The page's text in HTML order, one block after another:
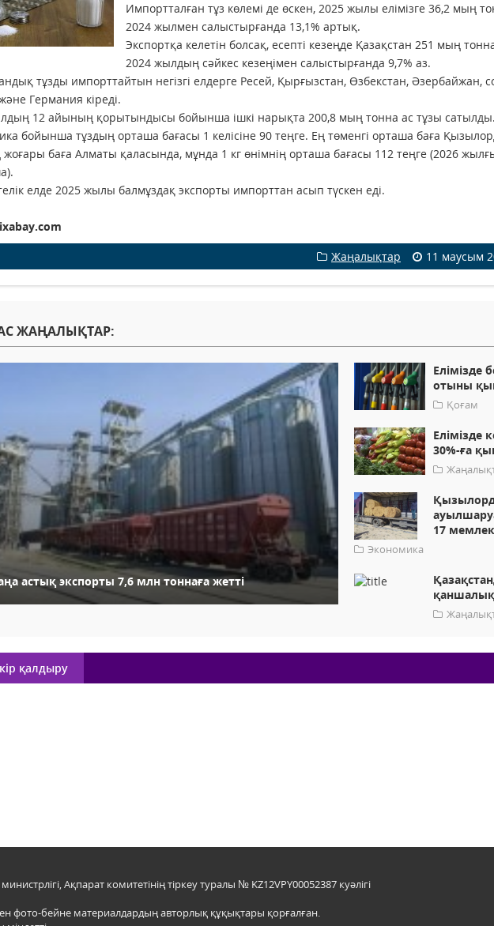
Импортталған тұз көлемі де өскен, 2025 жылы елімізге 36,2 мың
2024 жылмен салыстырғанда 13,1% артық.
Экспортқа келетін болсақ, есепті кезеңде Қазақстан 251 мың
2024 жылдың сәйкес кезеңімен салыстырғанда 9,7% аз.
тұзды импорттайтын негізгі елдерге Ресей, Қырғызстан, Өзбекстан, Әзербайжан,
Германия кіреді.
12 айының қорытындысы бойынша ішкі нарықта 200,8 мың тонна ас тұзы сатылды.
бойынша тұздың орташа бағасы 1 келісіне 90 теңге. Ең төменгі орташа баға
жоғары баға Алматы қаласында, мұнда 1 кг өнімнің орташа бағасы 112 теңге (2026
елде 2025 жылы балмұздақ экспорты импорттан асып түскен еді.
Жаңалықтар
11 маусым
ЖАҢАЛЫҚТАР:
астық экспорты 7,6 млн тоннаға жетті
Елімізде
отыны
Қоғам
Елімізде
30%-ға
17
Экономика
қалдыру
Ақпарат комитетінің тіркеу туралы № KZ12VPY00052387 куәлігі
фото-бейне материалдардың авторлық құқықтары қорғалған.